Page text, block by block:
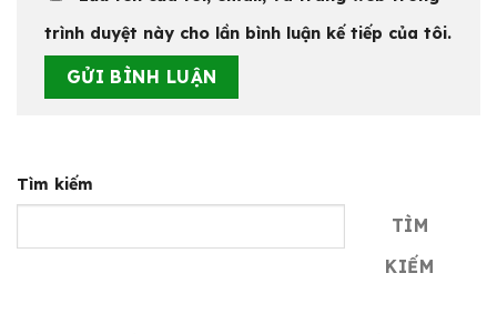
trình duyệt này cho lần bình luận kế tiếp của tôi.
Tìm kiếm
TÌM
KIẾM